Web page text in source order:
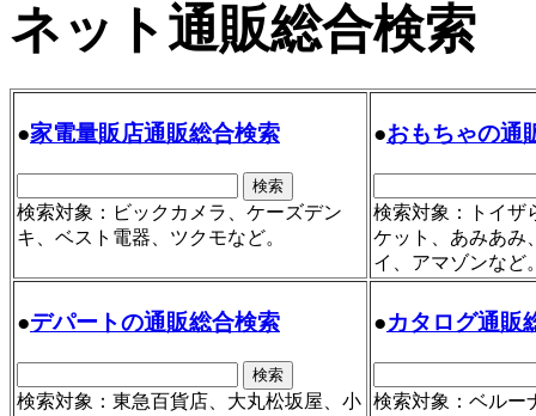
ネット通販総合検索
●家電量販店通販総合検索
検索対象：ビックカメラ、ケーズデン
キ、ベスト電器、ツクモなど。
●おもちゃの通
検索対象：トイザ
ケット、あみあみ
イ、アマゾンなど
●デパートの通販総合検索
検索対象：東急百貨店、大丸松坂屋、小
●カタログ通販
検索対象：ベルー